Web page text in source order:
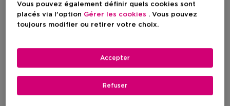
Prix du produit
36,90 €
11
Prix du produit
30,90 €
10
Vous pouvez également définir quels cookies sont
placés via l'option Gérer les cookies . Vous pouvez
toujours modifier ou retirer votre choix.
Refuser
Accepter